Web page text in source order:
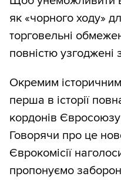
як «чорного ходу»
торговельні
повністю узгоджені
Окремим
перша в історії
кордонів
Говорячи про це
Єврокомісії
пропонуємо